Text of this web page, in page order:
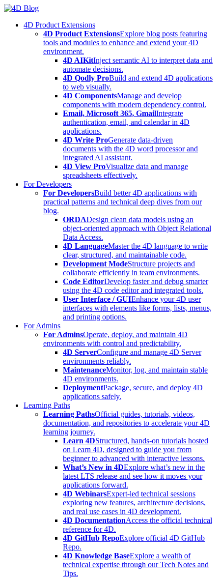
Skip
content4D Product Extensions
4D Product ExtensionsExplore blog posts featuring
tools and modules to enhance and extend your 4D
environment.
4D AIKitInject semantic AI to interpret data and
automate decisions.
4D Qodly ProBuild and extend 4D applications
to web visually.
4D ComponentsManage and develop
components with modern dependency control.
Email, Microsoft 365, GmailIntegrate
authentication, email, and calendar in 4D
applications.
4D Write ProGenerate data-driven
documents with the 4D word processor and
integrated AI assistant.
4D View ProVisualize data and manage
spreadsheets effectively.
For Developers
For DevelopersBuild better 4D applications with
practical patterns and technical deep dives from our
blog.
ORDADesign clean data models using an
object-oriented approach with Object Relational
Data Access.
4D LanguageMaster the 4D language to write
clear, structured, and maintainable code.
Development ModeStructure projects and
collaborate efficiently in team environments.
Code EditorDevelop faster and debug smarter
using the 4D code editor and integrated tools.
User Interface / GUIEnhance your 4D user
interfaces with elements like forms, lists, menus,
and printing options.
For Admins
For AdminsOperate, deploy, and maintain 4D
environments with control and predictability.
4D ServerConfigure and manage 4D Server
environments reliably.
MaintenanceMonitor, log, and maintain stable
4D environments.
DeploymentPackage, secure, and deploy 4D
applications safely.
Learning Paths
Learning PathsOfficial guides, tutorials, videos,
documentation, and repositories to accelerate your 4D
learning journey.
Learn 4DStructured, hands-on tutorials hosted
on Learn 4D, designed to guide you from
beginner to advanced with interactive lessons.
What’s New in 4DExplore what’s new in the
latest LTS release and see how it moves your
applications forward.
4D WebinarsExpert-led technical sessions
exploring new features, architecture decisions,
and real use cases in 4D development.
4D DocumentationAccess the official technical
reference for 4D.
4D GitHub RepoExplore official 4D GitHub
Repo.
4D Knowledge BaseExplore a wealth of
technical expertise through our Tech Notes and
Tips.